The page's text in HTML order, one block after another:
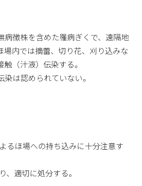
病徴株を含めた罹病ぎくで、遠隔地
場内では摘蕾、切り花、刈り込みな
（汁液）伝染する。
は認められていない。
るほ場への持ち込みに十分注意す
、適切に処分する。